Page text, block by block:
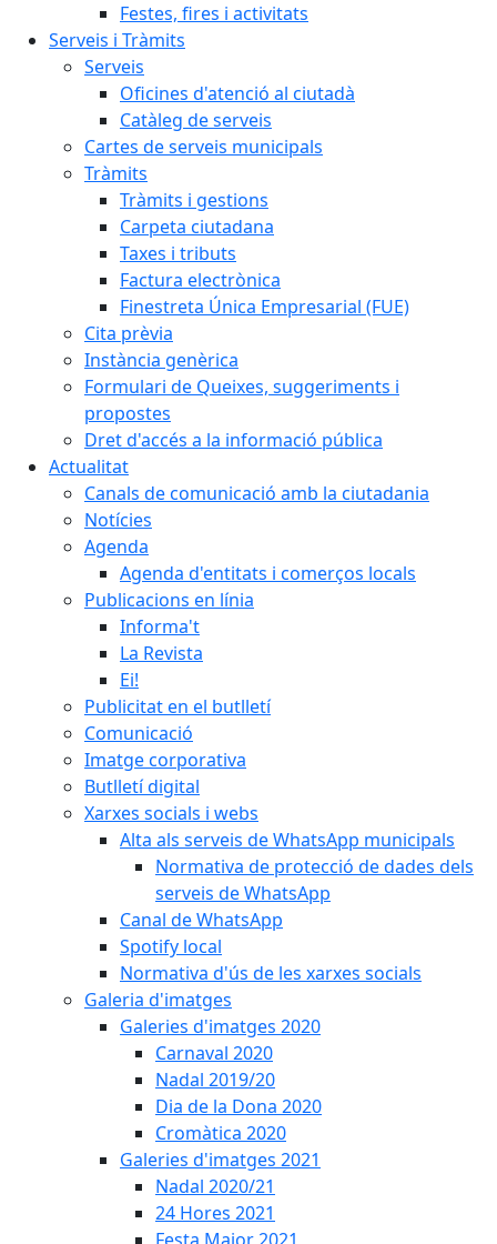
Festes, fires i activitats
Serveis i Tràmits
Serveis
Oficines d'atenció al ciutadà
Catàleg de serveis
Cartes de serveis municipals
Tràmits
Tràmits i gestions
Carpeta ciutadana
Taxes i tributs
Factura electrònica
Finestreta Única Empresarial (FUE)
Cita prèvia
Instància genèrica
Formulari de Queixes, suggeriments i
propostes
Dret d'accés a la informació pública
Actualitat
Canals de comunicació amb la ciutadania
Notícies
Agenda
Agenda d'entitats i comerços locals
Publicacions en línia
Informa't
La Revista
Ei!
Publicitat en el butlletí
Comunicació
Imatge corporativa
Butlletí digital
Xarxes socials i webs
Alta als serveis de WhatsApp municipals
Normativa de protecció de dades dels
serveis de WhatsApp
Canal de WhatsApp
Spotify local
Normativa d'ús de les xarxes socials
Galeria d'imatges
Galeries d'imatges 2020
Carnaval 2020
Nadal 2019/20
Dia de la Dona 2020
Cromàtica 2020
Galeries d'imatges 2021
Nadal 2020/21
24 Hores 2021